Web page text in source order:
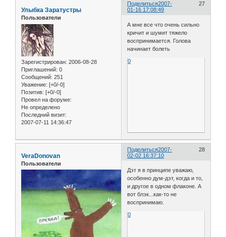
Поделиться 27
2007-
01-16 17:08:49
Улыбка Заратустры
Пользователи
Зарегистрирован: 2006-08-28
Приглашений: 0
Сообщений: 251
Уважение: [+0/-0]
Позитив: [+0/-0]
Провел на форуме:
Не определено
Последний визит:
2007-07-11 14:36:47
А мне все что очень сильно
кричит и шумит тяжело
воспринимается. Голова
начинает болеть
0
Поделиться 28
2007-
02-02 16:37:10
VeraDonovan
Пользователи
Дэт я в принципе уважаю,
особенно дум-дэт, когда и то,
и другое в одном флаконе. А
вот блэк...как-то не
воспринимаю.
0